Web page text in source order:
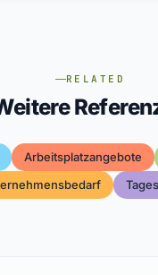
RELATED
Arbeitsplatzangebote